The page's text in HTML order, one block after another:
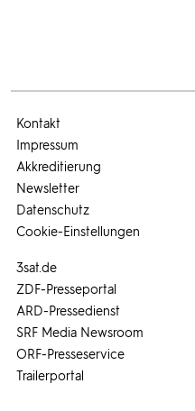
3sat.de
ZDF-Presseportal
ARD-Pressedienst
SRF Media Newsroom
ORF-Presseservice
Trailerportal
Kontakt
Impressum
Akkreditierung
Newsletter
Datenschutz
Cookie-Einstellungen